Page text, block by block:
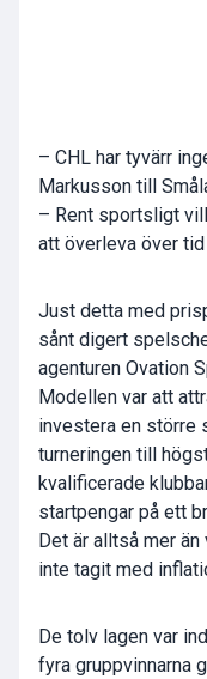
– CHL har tyvärr
Markusson till
– Rent sportsligt
att överleva över
Just detta med
sånt digert
agenturen Ovation
Modellen var att
investera en större
turneringen till
kvalificerade
startpengar på ett
Det är alltså mer
inte tagit med
De tolv lagen var
fyra gruppvinnarna